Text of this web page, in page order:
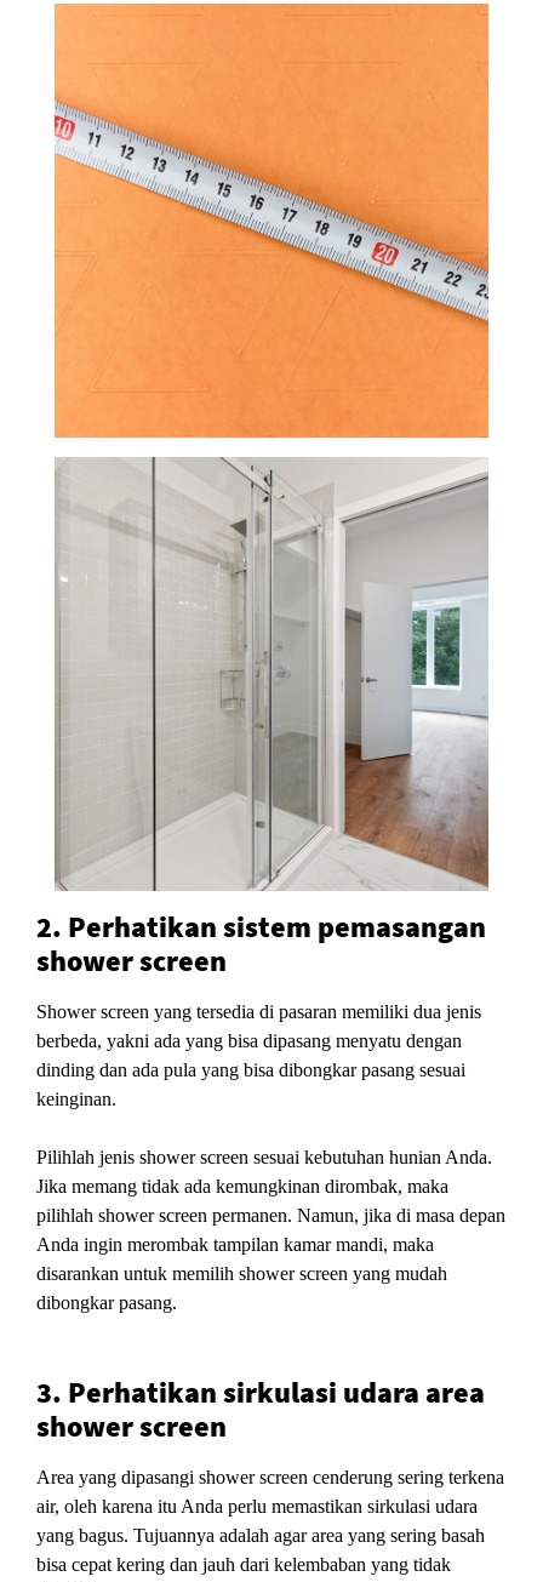
2. Perhatikan sistem pemasangan
shower screen
Shower screen yang tersedia di pasaran memiliki dua jenis
berbeda, yakni ada yang bisa dipasang menyatu dengan
dinding dan ada pula yang bisa dibongkar pasang sesuai
keinginan.
Pilihlah jenis shower screen sesuai kebutuhan hunian Anda.
Jika memang tidak ada kemungkinan dirombak, maka
pilihlah shower screen permanen. Namun, jika di masa depan
Anda ingin merombak tampilan kamar mandi, maka
disarankan untuk memilih shower screen yang mudah
dibongkar pasang.
3. Perhatikan sirkulasi udara area
shower screen
Area yang dipasangi shower screen cenderung sering terkena
air, oleh karena itu Anda perlu memastikan sirkulasi udara
yang bagus. Tujuannya adalah agar area yang sering basah
bisa cepat kering dan jauh dari kelembaban yang tidak